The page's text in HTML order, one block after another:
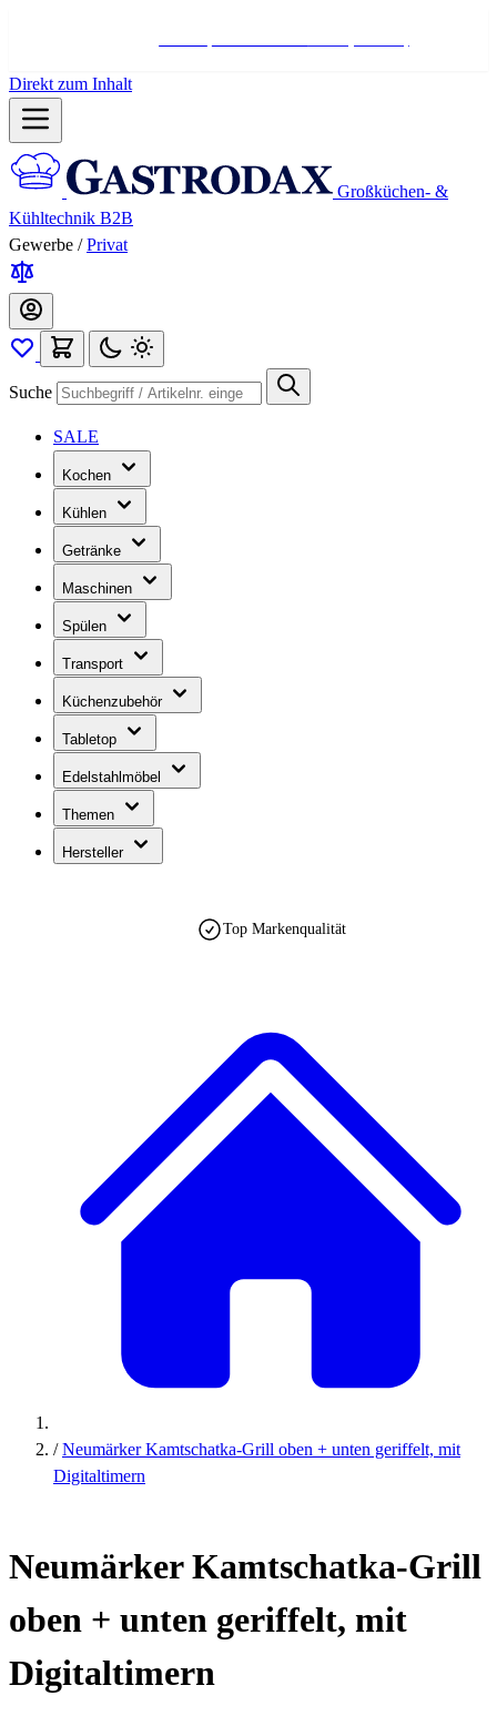
Direkt zum Inhalt
Großküchen- &
Kühltechnik B2B
Gewerbe / Privat
Suche
SALE
Kochen
Kühlen
Getränke
Maschinen
Spülen
Transport
Küchenzubehör
Tabletop
Edelstahlmöbel
Themen
Hersteller
Top Markenqualität
/ Neumärker Kamtschatka-Grill oben + unten geriffelt, mit
Digitaltimern
Neumärker Kamtschatka-Grill
oben + unten geriffelt, mit
Digitaltimern